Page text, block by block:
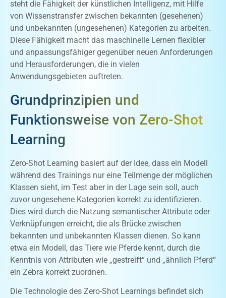
steht die Fähigkeit der künstlichen Intelligenz, mit Hilfe
von Wissenstransfer zwischen bekannten (gesehenen)
und unbekannten (ungesehenen) Kategorien zu arbeiten.
Diese Fähigkeit macht das maschinelle Lernen flexibler
und anpassungsfähiger gegenüber neuen Anforderungen
und Herausforderungen, die in vielen
Anwendungsgebieten auftreten.
Grundprinzipien und
Funktionsweise von Zero-Shot
Learning
Zero-Shot Learning basiert auf der Idee, dass ein Modell
während des Trainings nur eine Teilmenge der möglichen
Klassen sieht, im Test aber in der Lage sein soll, auch
zuvor ungesehene Kategorien korrekt zu identifizieren.
Dies wird durch die Nutzung semantischer Attribute oder
Verknüpfungen erreicht, die als Brücke zwischen
bekannten und unbekannten Klassen dienen. So kann
etwa ein Modell, das Tiere wie Pferde kennt, durch die
Kenntnis von Attributen wie „gestreift“ und „ähnlich Pferd“
ein Zebra korrekt zuordnen.
Die Technologie des Zero-Shot Learnings befindet sich